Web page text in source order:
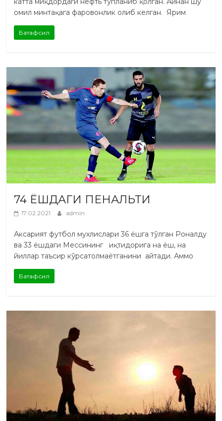
омил минтақага фаровонлик олиб келган. Ярим
Батафсил
74 ЁШДАГИ ПЕНАЛЬТИ
17.02.2021 admin
Аксарият футбол мухлислари 36 ёшга тўлган Роналду
ва 33 ёшдаги Мессининг иқтидорига на ёш, на
йиллар таъсир кўрсатолмаётганини айтади. Аммо
Батафсил